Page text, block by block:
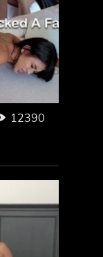
12390